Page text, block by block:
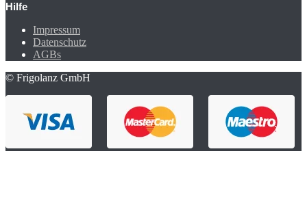
Hilfe
Impressum
Datenschutz
AGBs
© Frigolanz GmbH